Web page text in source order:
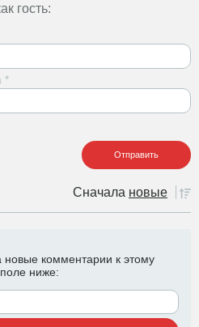
гость:
*
Сначала новые
комментарии к этому
поле ниже: